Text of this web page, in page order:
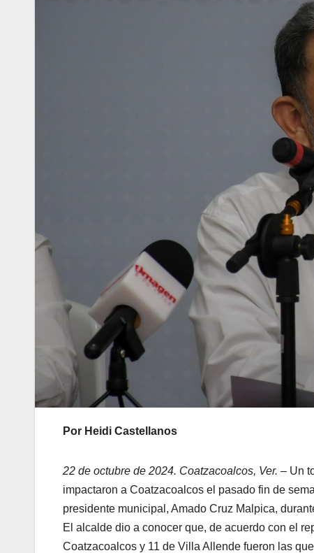
Por Heidi Castellanos
22 de octubre de 2024. Coatzacoalcos, Ver. – Un
impactaron a Coatzacoalcos el pasado fin de
presidente municipal, Amado Cruz Malpica,
El alcalde dio a conocer que, de acuerdo con el
Coatzacoalcos y 11 de Villa Allende fueron las